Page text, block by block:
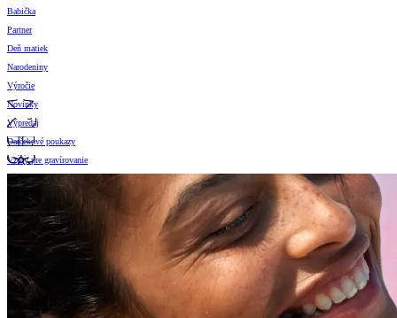
Babička
Partner
Deň matiek
Narodeniny
Výročie
Novinky
Výpredaj
Darčekové poukazy
Vzory pre gravírovanie